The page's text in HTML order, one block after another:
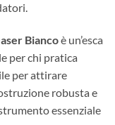
Biancoè un’esca
per chi pratica
per attirare
robusta e
essenziale